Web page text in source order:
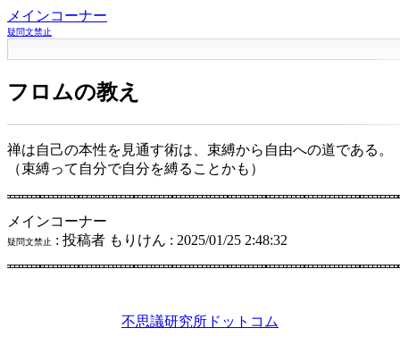
メインコーナー
疑問文禁止
フロムの教え
禅は自己の本性を見通す術は、束縛から自由への道である。
（束縛って自分で自分を縛ることかも）
メインコーナー
疑問文禁止 : 投稿者 もりけん : 2025/01/25 2:48:32
不思議研究所ドットコム